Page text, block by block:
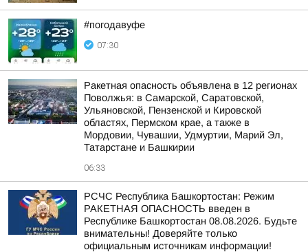
#погодавуфе
07:30
Ракетная опасность объявлена в 12 регионах
Поволжья: в Самарской, Саратовской,
Ульяновской, Пензенской и Кировской
областях, Пермском крае, а также в
Мордовии, Чувашии, Удмуртии, Марий Эл,
Татарстане и Башкирии
06:33
РСЧС Республика Башкортостан: Режим
РАКЕТНАЯ ОПАСНОСТЬ введен в
Республике Башкортостан 08.08.2026. Будьте
внимательны! Доверяйте только
официальным источникам информации!